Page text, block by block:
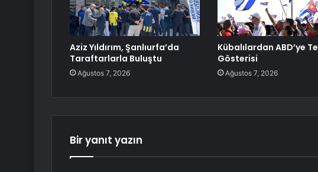
Aziz Yıldırım, Şanlıurfa’da
Taraftarlarla Buluştu
Ağustos 7, 2026
Kübalılardan ABD’ye
Gösterisi
Ağustos 7, 2026
Bir yanıt yazın